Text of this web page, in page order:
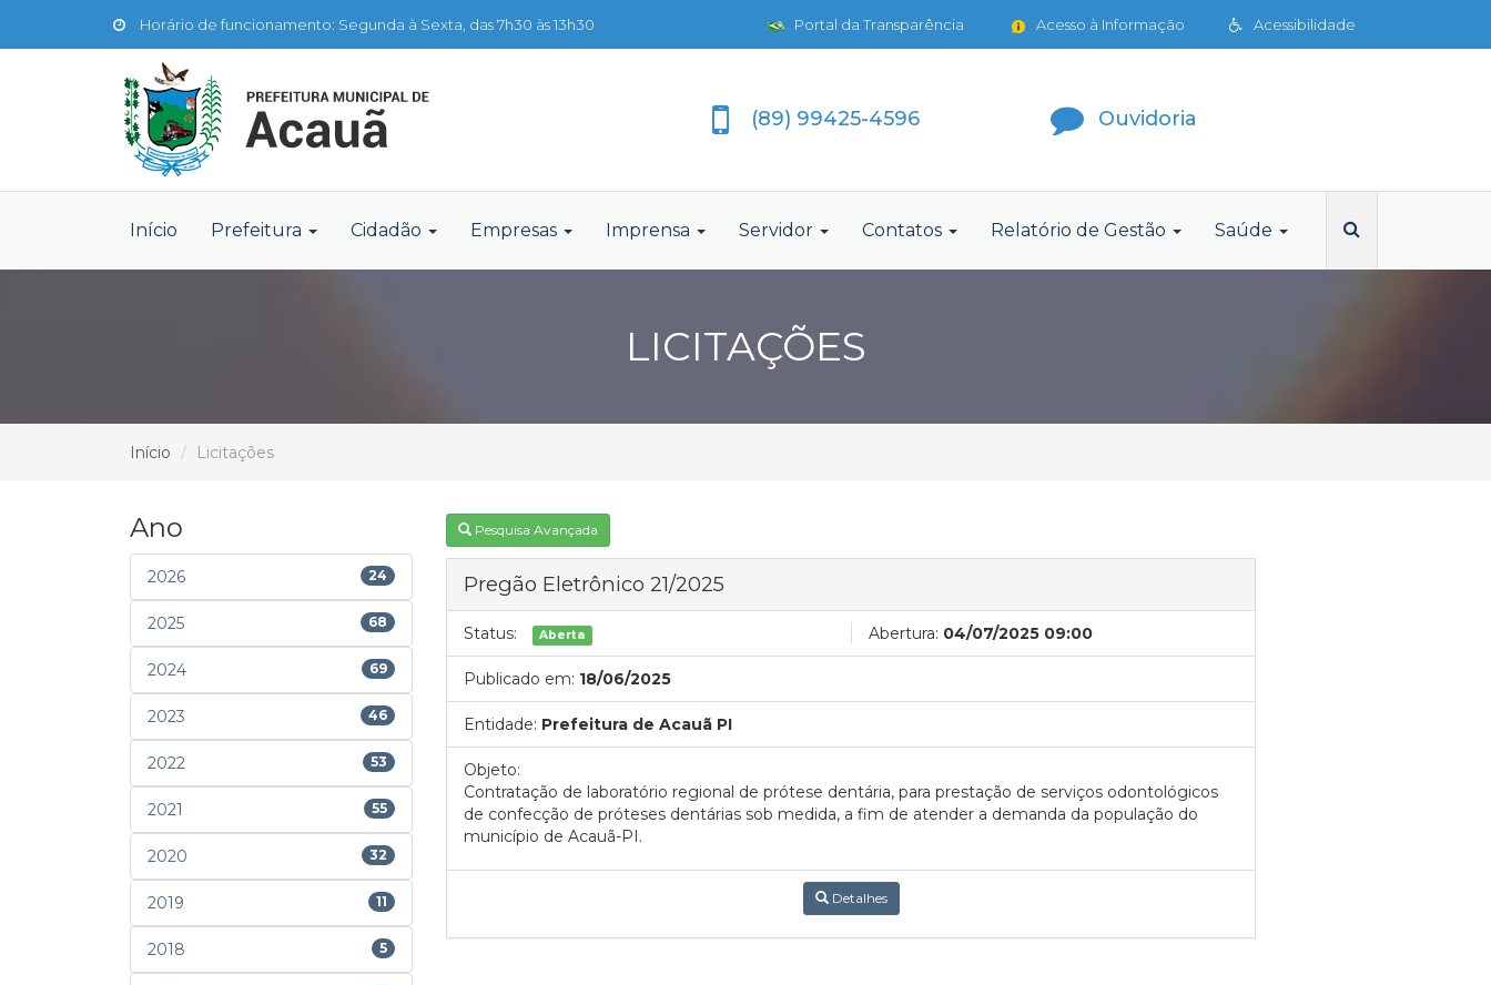
Horário de funcionamento: Segunda à Sexta, das 7h30 às 13h30 Acessibilidade
Acesso à Informação
Portal da Transparência
(89) 99425-4596 Ouvidoria
Início Prefeitura Cidadão Empresas Imprensa Servidor Contatos Relatório de Gestão Saúde
LICITAÇÕES
Início Licitações
Ano
2026 24
2025 68
2024 69
2023 46
2022 53
2021 55
2020 32
2019 11
2018 5
Pesquisa Avançada
Pregão Eletrônico 21/2025
Status: Aberta Abertura: 04/07/2025 09:00
Publicado em: 18/06/2025
Entidade: Prefeitura de Acauã PI
Objeto:
Contratação de laboratório regional de prótese dentária, para prestação de serviços odontológicos
de confecção de próteses dentárias sob medida, a fim de atender a demanda da população do
município de Acauã-PI.
Detalhes